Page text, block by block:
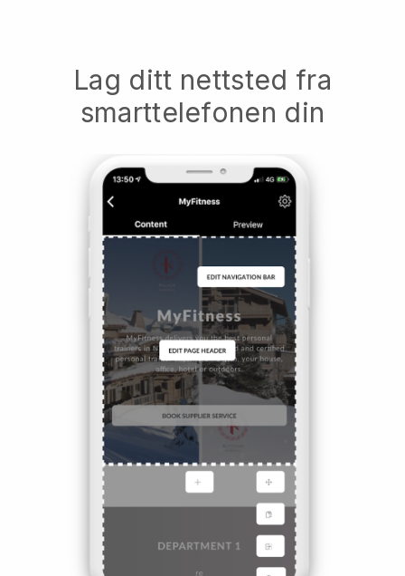
Lag ditt nettsted fra
smarttelefonen din